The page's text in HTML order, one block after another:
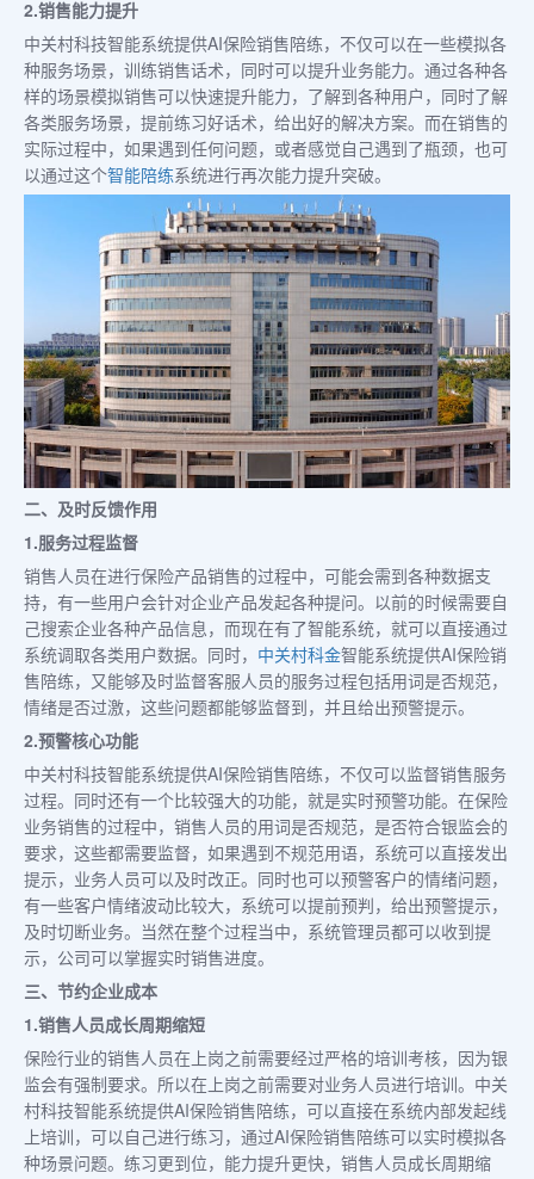
2.销售能力提升
中关村科技智能系统提供AI保险销售陪练，不仅可以在一些模拟各
种服务场景，训练销售话术，同时可以提升业务能力。通过各种各
样的场景模拟销售可以快速提升能力，了解到各种用户，同时了解
各类服务场景，提前练习好话术，给出好的解决方案。而在销售的
实际过程中，如果遇到任何问题，或者感觉自己遇到了瓶颈，也可
以通过这个智能陪练系统进行再次能力提升突破。
二、及时反馈作用
1.服务过程监督
销售人员在进行保险产品销售的过程中，可能会需到各种数据支
持，有一些用户会针对企业产品发起各种提问。以前的时候需要自
己搜索企业各种产品信息，而现在有了智能系统，就可以直接通过
系统调取各类用户数据。同时， 中关村科金智能系统提供AI保险销
售陪练，又能够及时监督客服人员的服务过程包括用词是否规范，
情绪是否过激，这些问题都能够监督到，并且给出预警提示。
2.预警核心功能
中关村科技智能系统提供AI保险销售陪练，不仅可以监督销售服务
过程。同时还有一个比较强大的功能，就是实时预警功能。在保险
业务销售的过程中，销售人员的用词是否规范，是否符合银监会的
要求，这些都需要监督，如果遇到不规范用语，系统可以直接发出
提示，业务人员可以及时改正。同时也可以预警客户的情绪问题，
有一些客户情绪波动比较大，系统可以提前预判，给出预警提示，
及时切断业务。当然在整个过程当中，系统管理员都可以收到提
示，公司可以掌握实时销售进度。
三、节约企业成本
1.销售人员成长周期缩短
保险行业的销售人员在上岗之前需要经过严格的培训考核，因为银
监会有强制要求。所以在上岗之前需要对业务人员进行培训。中关
村科技智能系统提供AI保险销售陪练，可以直接在系统内部发起线
上培训，可以自己进行练习，通过AI保险销售陪练可以实时模拟各
种场景问题。练习更到位，能力提升更快，销售人员成长周期缩